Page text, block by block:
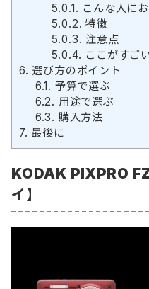
5.0.1. こんな人に
5.0.2. 特徴
5.0.3. 注意点
5.0.4. ここがすご
6. 選び方のポイント
6.1. 予算で選ぶ
6.2. 用途で選ぶ
6.3. 購入方法
7. 最後に
KODAK PIXPRO
イ】